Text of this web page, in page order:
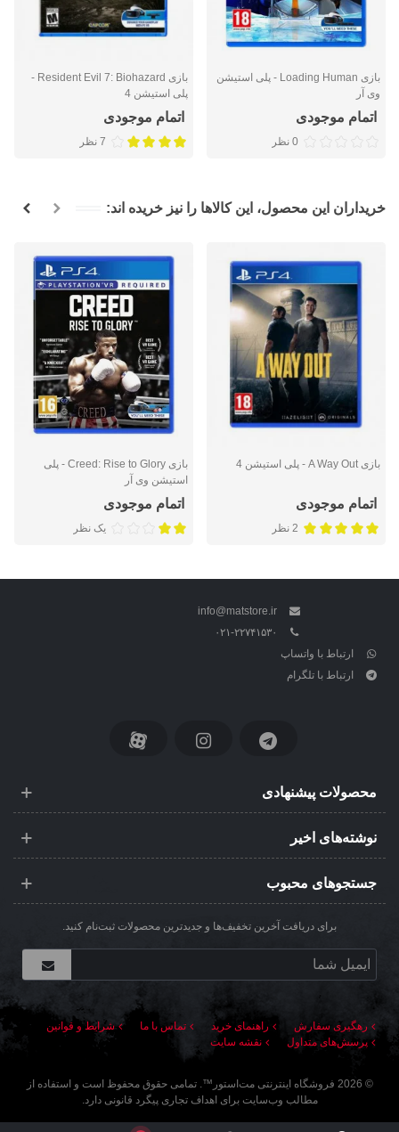
بازی Loading Human - پلی استیشن
وی آر
اتمام موجودی
0 نظر
بازی Resident Evil 7: Biohazard -
پلی استیشن 4
اتمام موجودی
7 نظر
خریداران این محصول، این کالاها را نیز خریده اند:
بازی A Way Out - پلی استیشن 4
اتمام موجودی
2 نظر
بازی Creed: Rise to Glory - پلی
استیشن وی آر
اتمام موجودی
یک نظر
info@matstore.ir
۰۲۱-۲۲۷۴۱۵۳۰
ارتباط با واتساپ
ارتباط با تلگرام
محصولات پیشنهادی
نوشته‌های اخیر
جستجوهای محبوب
برای دریافت آخرین تخفیف‌ها و جدیدترین محصولات ثبت‌نام کنید.
رهگیری سفارش راهنمای خرید تماس با ما
شرایط و قوانین
پرسش‌های متداول
نقشه سایت
©
2026 فروشگاه اینترنتی مت‌استور ™. تمامی حقوق محفوظ است و استفاده از
مطالب وب‌سایت برای اهداف تجاری پیگرد قانونی دارد.